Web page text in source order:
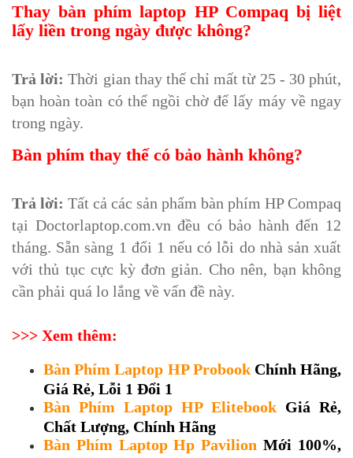
Thay bàn phím laptop HP Compaq bị liệt
lấy liền trong ngày được không?
Trả lời:Thời gian thay thế chỉ mất từ 25 - 30 phút,
bạn hoàn toàn có thể ngồi chờ để lấy máy về ngay
trong ngày.
Bàn phím thay thế có bảo hành không?
Trả lời: Tất cả các sản phẩm bàn phím HP Compaq
tại Doctorlaptop.com.vn đều có bảo hành đến 12
tháng. Sẵn sàng 1 đổi 1 nếu có lỗi do nhà sản xuất
với thủ tục cực kỳ đơn giản. Cho nên, bạn không
cần phải quá lo lắng về vấn đề này.
>>> Xem thêm:
Bàn Phím Laptop HP Probook Chính Hãng,
Giá Rẻ, Lỗi 1 Đổi 1
Bàn Phím Laptop HP Elitebook Giá Rẻ,
Chất Lượng, Chính Hãng
Bàn Phím Laptop Hp Pavilion Mới 100%,